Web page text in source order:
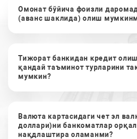
Омонат бўйича фоизли
(аванс шаклида) олиш
Тижорат банкидан кредит
қандай таъминот турларини
мумкин?
Валюта картасидаги чет эл
доллари)ни банкоматлар
нақдлаштира оламанми?